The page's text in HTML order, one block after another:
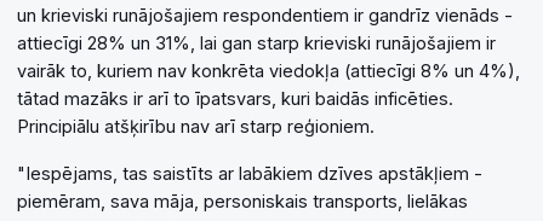
un krieviski runājošajiem respondentiem ir gandrīz vienāds -
attiecīgi 28% un 31%, lai gan starp krieviski runājošajiem ir
vairāk to, kuriem nav konkrēta viedokļa (attiecīgi 8% un 4%),
tātad mazāks ir arī to īpatsvars, kuri baidās inficēties.
Principiālu atšķirību nav arī starp reģioniem.
"Iespējams, tas saistīts ar labākiem dzīves apstākļiem -
piemēram, sava māja, personiskais transports, lielākas